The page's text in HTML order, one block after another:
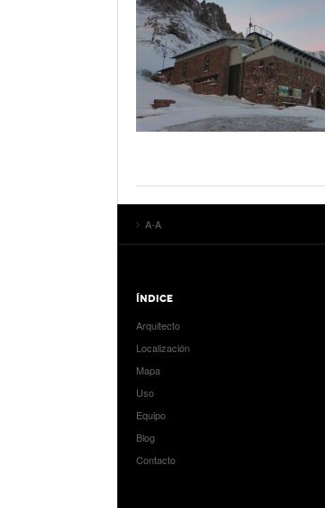
A-A
ÍNDICE
Arquitecto
Localización
Mapa
Uso
Equipo
Blog
Contacto